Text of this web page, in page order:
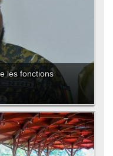
les fonctions